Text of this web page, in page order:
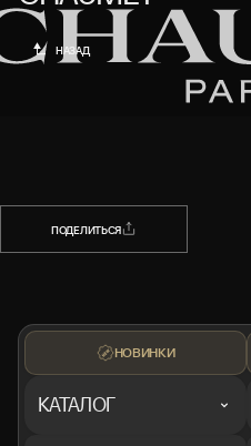
НАЗАД
ПОДЕЛИТЬСЯ
НОВИНКИ
КАТАЛОГ